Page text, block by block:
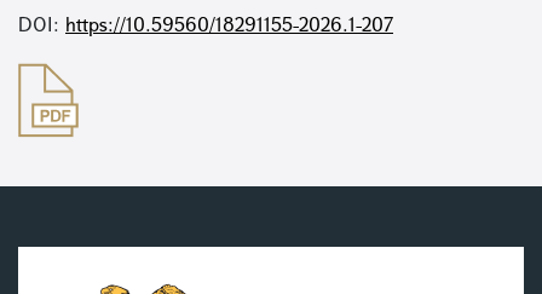
DOI: https://10.59560/18291155-2026.1-207